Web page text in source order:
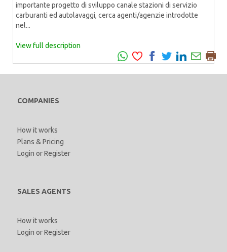
importante progetto di sviluppo canale stazioni di servizio
carburanti ed autolavaggi, cerca agenti/agenzie introdotte
nel...
View full description
COMPANIES
How it works
Plans & Pricing
Login orRegister
SALES AGENTS
How it works
Login orRegister